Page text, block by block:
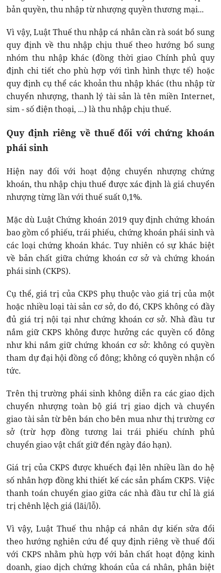
bản quyền, thu nhập từ nhượng quyền thương mại...
Vì vậy, Luật Thuế thu nhập cá nhân cần rà soát bổ sung
quy định về thu nhập chịu thuế theo hướng bổ sung
nhóm thu nhập khác (đồng thời giao Chính phủ quy
định chi tiết cho phù hợp với tình hình thực tế) hoặc
quy định cụ thể các khoản thu nhập khác (thu nhập từ
chuyển nhượng, thanh lý tài sản là tên miền Internet,
sim - số điện thoại, ...) là thu nhập chịu thuế.
Quy định riêng về thuế đối với chứng khoán
phái sinh
Hiện nay đối với hoạt động chuyển nhượng chứng
khoán, thu nhập chịu thuế được xác định là giá chuyển
nhượng từng lần với thuế suất 0,1%.
Mặc dù Luật Chứng khoán 2019 quy định chứng khoán
bao gồm cổ phiếu, trái phiếu, chứng khoán phái sinh và
các loại chứng khoán khác. Tuy nhiên có sự khác biệt
về bản chất giữa chứng khoán cơ sở và chứng khoán
phái sinh (CKPS).
Cụ thể, giá trị của CKPS phụ thuộc vào giá trị của một
hoặc nhiều loại tài sản cơ sở, do đó, CKPS không có đầy
đủ giá trị nội tại như chứng khoán cơ sở. Nhà đầu tư
nắm giữ CKPS không được hưởng các quyền cổ đông
như khi nắm giữ chứng khoán cơ sở: không có quyền
tham dự đại hội đồng cổ đông; không có quyền nhận cổ
tức.
Trên thị trường phái sinh không diễn ra các giao dịch
chuyển nhượng toàn bộ giá trị giao dịch và chuyển
giao tài sản từ bên bán cho bên mua như thị trường cơ
sở (trừ hợp đồng tương lai trái phiếu chính phủ
chuyển giao vật chất giữ đến ngày đáo hạn).
Giá trị của CKPS được khuếch đại lên nhiều lần do hệ
số nhân hợp đồng khi thiết kế các sản phẩm CKPS. Việc
thanh toán chuyển giao giữa các nhà đầu tư chỉ là giá
trị chênh lệch giá (lãi/lỗ).
Vì vậy, Luật Thuế thu nhập cá nhân dự kiến sửa đổi
theo hướng nghiên cứu để quy định riêng về thuế đối
với CKPS nhằm phù hợp với bản chất hoạt động kinh
doanh, giao dịch chứng khoán của cá nhân, phân biệt